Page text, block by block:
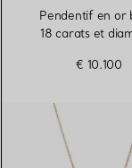
Pendentif en or
18 carats et
€ 10.100